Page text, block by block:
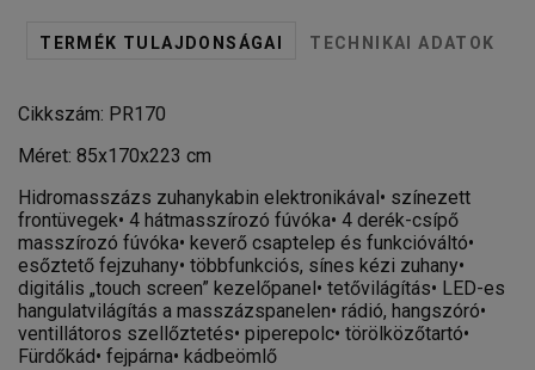
TERMÉK TULAJDONSÁGAI TECHNIKAI ADATOK
Cikkszám: PR170
Méret: 85x170x223 cm
Hidromasszázs zuhanykabin elektronikával• színezett
frontüvegek• 4 hátmasszírozó fúvóka• 4 derék-csípő
masszírozó fúvóka• keverő csaptelep és funkcióváltó•
esőztető fejzuhany• többfunkciós, sínes kézi zuhany•
digitális „touch screen” kezelőpanel• tetővilágítás• LED-es
hangulatvilágítás a masszázspanelen• rádió, hangszóró•
ventillátoros szellőztetés• piperepolc• törölközőtartó•
Fürdőkád• fejpárna• kádbeömlő